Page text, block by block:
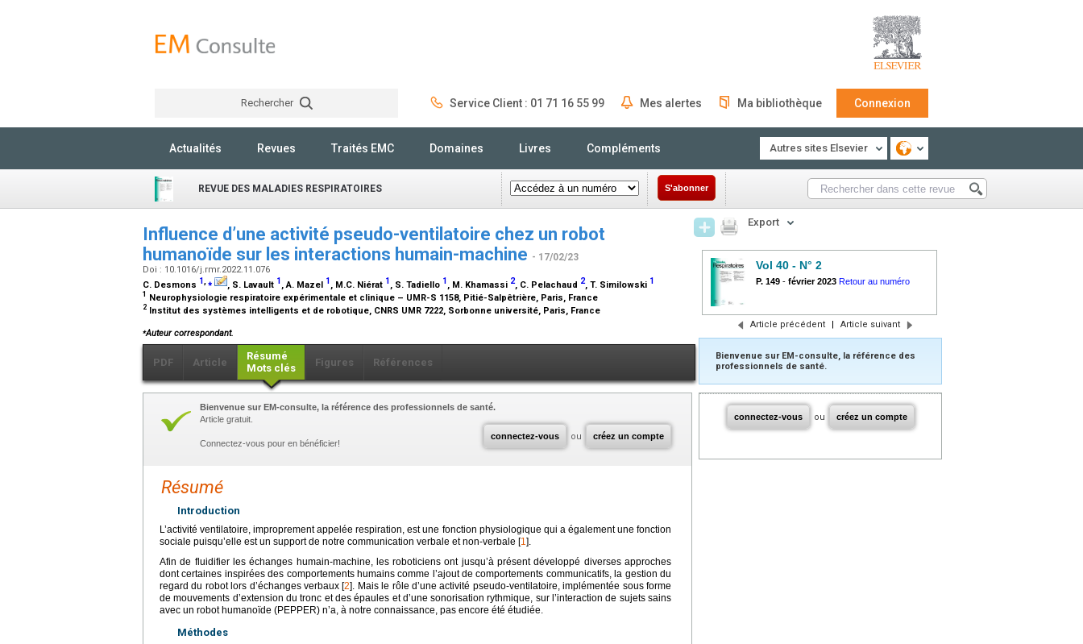
Rechercher Service Client : 01 71 16 55 99 Mes alertes Ma bibliothèque Connexion
Actualités Revues Traités EMC Domaines Livres Compléments Autres sites Elsevier
REVUE DES MALADIES RESPIRATOIRES S'abonner
Influence d’une activité pseudo-ventilatoire chez un robot
humanoïde sur les interactions humain-machine - 17/02/23
Doi : 10.1016/j.rmr.2022.11.076
C. Desmons 1,⁎ , S. Lavault 1 , A. Mazel 1 , M.C. Niérat 1 , S. Tadiello 1 , M. Khamassi 2, C. Pelachaud 2, T. Similowski 1
1 Neurophysiologie respiratoire expérimentale et clinique – UMR-S 1158, Pitié-Salpêtrière, Paris, France
2 Institut des systèmes intelligents et de robotique, CNRS UMR 7222, Sorbonne université, Paris, France
⁎Auteur correspondant.
PDF Article
Résumé
Mots clés
Figures Références
connectez-vous ou créez un compte
Bienvenue sur EM-consulte, la référence des professionnels de santé.
Article gratuit.
Connectez-vous pour en bénéficier!
Résumé
Introduction
L’activité ventilatoire, improprement appelée respiration, est une fonction physiologique qui a également une fonction
sociale puisqu’elle est un support de notre communication verbale et non-verbale [1].
Afin de fluidifier les échanges humain-machine, les roboticiens ont jusqu’à présent développé diverses approches
dont certaines inspirées des comportements humains comme l’ajout de comportements communicatifs, la gestion du
regard du robot lors d’échanges verbaux [2]. Mais le rôle d’une activité pseudo-ventilatoire, implémentée sous forme
de mouvements d’extension du tronc et des épaules et d’une sonorisation rythmique, sur l’interaction de sujets sains
avec un robot humanoïde (PEPPER) n’a, à notre connaissance, pas encore été étudiée.
Méthodes
Export
Vol 40 - N° 2
P. 149 - février 2023 Retour au numéro
Article précédent | Article suivant
Bienvenue sur EM-consulte, la référence des
professionnels de santé.
connectez-vous ou créez un compte